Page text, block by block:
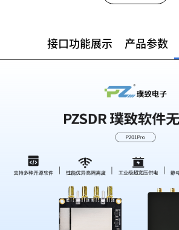
接口功能展示 产品参数